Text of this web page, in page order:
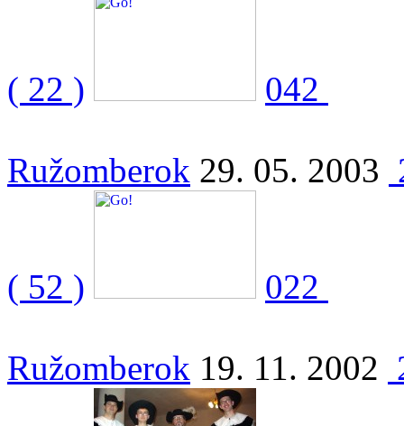
( 22 ) 042
Ružomberok 29. 05. 2003
( 52 ) 022
Ružomberok 19. 11. 2002